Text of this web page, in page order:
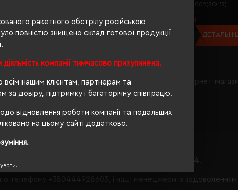
ракетного обстрілу російською
повністю знищено склад готової продукції
компанії тимчасово призупинена.
нашим клієнтам, партнерам та
за довіру, підтримку і багаторічну співпрацю.
відновлення роботи компанії та подальших
на цьому сайті додатково.
оптом?
Ви правильно вибралиЄвробізнес Україна
- наш інтернет-
в категорії Халати і рушники.
параметрів, кількість даного товару
телефону
, і наші менеджери із
905.76 грн
ДЕТАЛЬНІШЕ...
89002(SOL’S)
1354.33 грн